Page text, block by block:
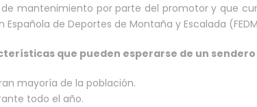
mantenimiento por parte del promotor y que
Española de Deportes de Montaña y Escalada
que pueden esperarse de un
mayoría de la población.
todo el año.